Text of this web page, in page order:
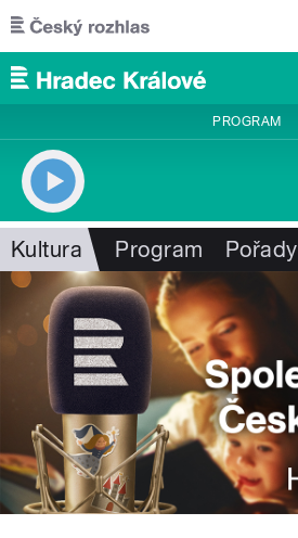
Přejít k hlavnímu obsahu
PROGRAM
Kultura Program Pořady